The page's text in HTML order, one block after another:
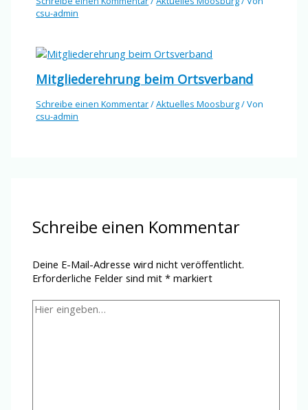
csu-admin
Mitgliederehrung beim Ortsverband
Schreibe einen Kommentar/Aktuelles Moosburg/ Von
csu-admin
Schreibe einen Kommentar
Deine E-Mail-Adresse wird nicht veröffentlicht.
Erforderliche Felder sind mit* markiert
Hier
eingeben…